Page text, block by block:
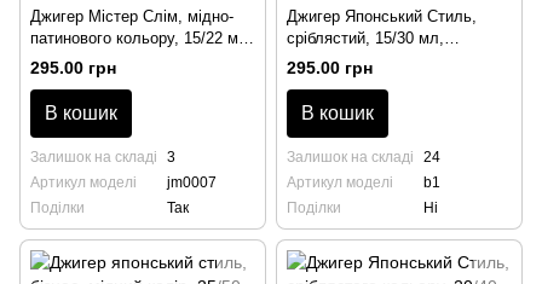
Джигер Містер Слім, мідно-
патинового кольору, 15/22 мл,
BarTrigger
295.00 грн
В кошик
Залишок на складі
3
Артикул моделі
jm0007
Поділки
Так
Джигер Японський Стиль,
сріблястий, 15/30 мл,
BarTrigger
295.00 грн
В кошик
Залишок на складі
24
Артикул моделі
b1
Поділки
Ні